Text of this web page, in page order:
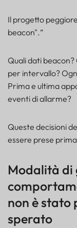
Il progetto
beacon".“
Quali dati
per intervallo?
Prima e ultima
eventi di allarme?
Queste decisioni
essere prese
Modalità di
non è stato
sperato